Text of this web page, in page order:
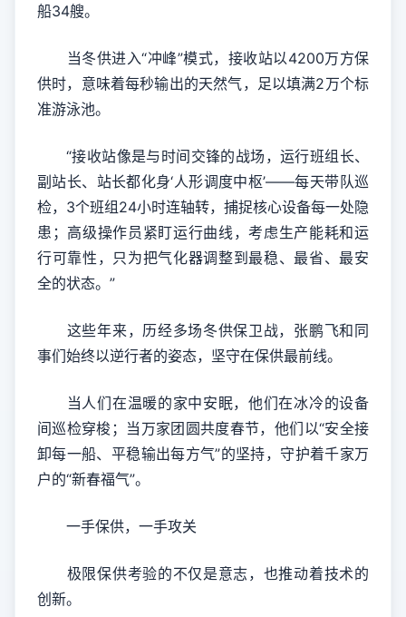
船34艘。
当冬供进入“冲峰”模式，接收站以4200万方保
供时，意味着每秒输出的天然气，足以填满2万个标
准游泳池。
“接收站像是与时间交锋的战场，运行班组长、
副站长、站长都化身‘人形调度中枢’——每天带队巡
检，3个班组24小时连轴转，捕捉核心设备每一处隐
患；高级操作员紧盯运行曲线，考虑生产能耗和运
行可靠性，只为把气化器调整到最稳、最省、最安
全的状态。”
这些年来，历经多场冬供保卫战，张鹏飞和同
事们始终以逆行者的姿态，坚守在保供最前线。
当人们在温暖的家中安眠，他们在冰冷的设备
间巡检穿梭；当万家团圆共度春节，他们以“安全接
卸每一船、平稳输出每方气”的坚持，守护着千家万
户的“新春福气”。
一手保供，一手攻关
极限保供考验的不仅是意志，也推动着技术的
创新。